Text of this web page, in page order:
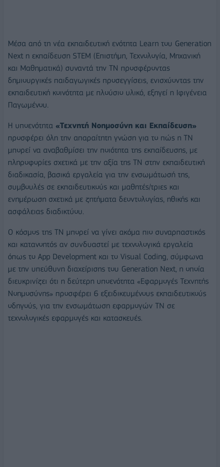
Μέσα από τη νέα εκπαιδευτική ενότητα Learn του Generation
Next η εκπαίδευση STEM (Επιστήμη, Τεχνολογία, Μηχανική
και Μαθηματικά) συναντά την ΤΝ προσφέροντας
δημιουργικές παιδαγωγικές προσεγγίσεις, ενισχύοντας την
εκπαιδευτική κοινότητα με πλούσιο υλικό, εξηγεί η Ιφιγένεια
Παγωμένου.
Η υποενότητα «Τεχνητή Νοημοσύνη και Εκπαίδευση»
προσφέρει όλη την απαραίτητη γνώση για το πώς η ΤΝ
μπορεί να αναβαθμίσει την ποιότητα της εκπαίδευσης, με
πληροφορίες σχετικά με την αξία της ΤΝ στην εκπαιδευτική
διαδικασία, βασικά εργαλεία για την ενσωμάτωσή της,
συμβουλές σε εκπαιδευτικούς και μαθητές/τριες και
ενημέρωση σχετικά με ζητήματα δεοντολογίας, ηθικής και
ασφάλειας διαδικτύου.
Ο κόσμος της ΤΝ μπορεί να γίνει ακόμα πιο συναρπαστικός
και κατανοητός αν συνδυαστεί με τεχνολογικά εργαλεία
όπως το App Development και το Visual Coding, σύμφωνα
με την υπεύθυνη διαχείρισης του Generation Next, η οποία
διευκρινίζει ότι η δεύτερη υποενότητα «Εφαρμογές Τεχνητής
Νοημοσύνης» προσφέρει 6 εξειδικευμένους εκπαιδευτικούς
οδηγούς, για την ενσωμάτωση εφαρμογών ΤΝ σε
τεχνολογικές εφαρμογές και κατασκευές.